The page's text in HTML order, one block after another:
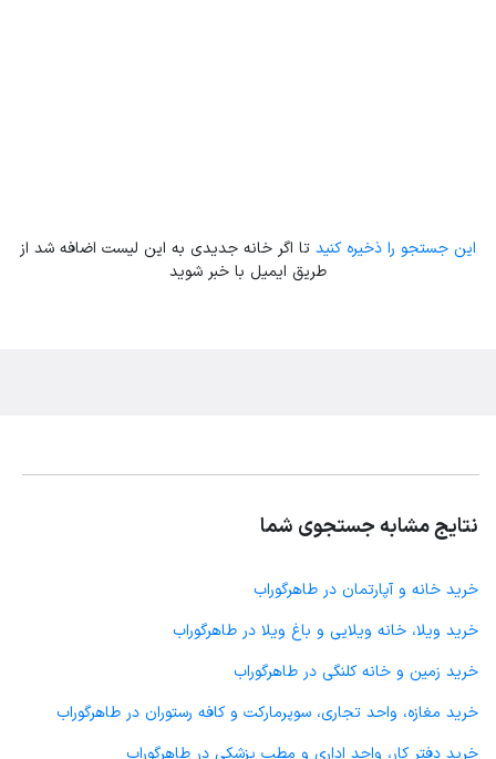
این جستجو را ذخیره کنید تا اگر خانه جدیدی به این لیست اضافه شد از
طریق ایمیل با خبر شوید
نتایج مشابه جستجوی شما
خرید خانه و آپارتمان در طاهرگوراب
خرید ویلا، خانه ویلایی و باغ ویلا در طاهرگوراب
خرید زمین و خانه کلنگی در طاهرگوراب
خرید مغازه، واحد تجاری، سوپرمارکت و کافه رستوران در طاهرگوراب
خرید دفتر کار، واحد اداری و مطب پزشکی در طاهرگوراب